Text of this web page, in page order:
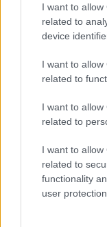
I want to
related to
device
I want to
related to
I want to
related to
I want to
related to
functionality
user protection.